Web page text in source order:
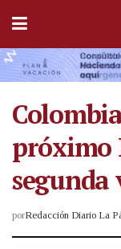
próximo
segunda
porRedacción Diario La